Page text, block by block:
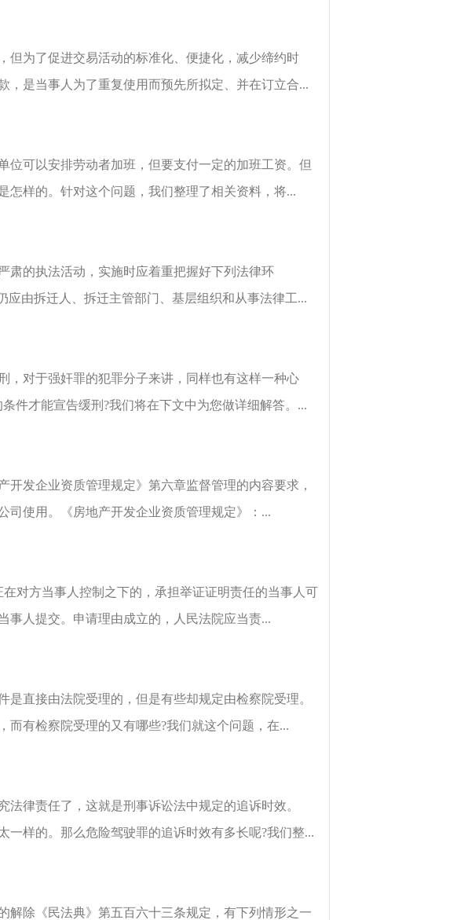
但为了促进交易活动的标准化、便捷化，减少缔约时
，是当事人为了重复使用而预先所拟定、并在订立合...
位可以安排劳动者加班，但要支付一定的加班工资。但
怎样的。针对这个问题，我们整理了相关资料，将...
肃的执法活动，实施时应着重把握好下列法律环
由拆迁人、拆迁主管部门、基层组织和从事法律工...
，对于强奸罪的犯罪分子来讲，同样也有这样一种心
件才能宣告缓刑?我们将在下文中为您做详细解答。...
开发企业资质管理规定》第六章监督管理的内容要求，
司使用。《房地产开发企业资质管理规定》：...
在对方当事人控制之下的，承担举证证明责任的当事人可
事人提交。申请理由成立的，人民法院应当责...
直接由法院受理的，但是有些却规定由检察院受理。
而有检察院受理的又有哪些?我们就这个问题，在...
律责任了，这就是刑事诉讼法中规定的追诉时效。
一样的。那么危险驾驶罪的追诉时效有多长呢?我们整...
解除《民法典》第五百六十三条规定，有下列情形之一